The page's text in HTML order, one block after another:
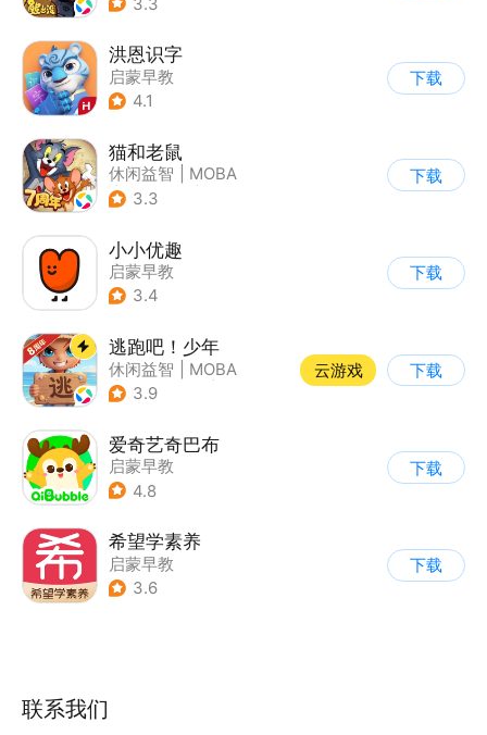
洪恩识字
启蒙早教
4.1
下载
猫和老鼠
休闲益智
MOBA
| 动漫改编
3.3
下载
小小优趣
启蒙早教
3.4
下载
逃跑吧！少年
休闲益智
MOBA
| 非对称竞技
3.9
云游戏 下载
爱奇艺奇巴布
启蒙早教
4.8
下载
希望学素养
启蒙早教
3.6
下载
联系我们